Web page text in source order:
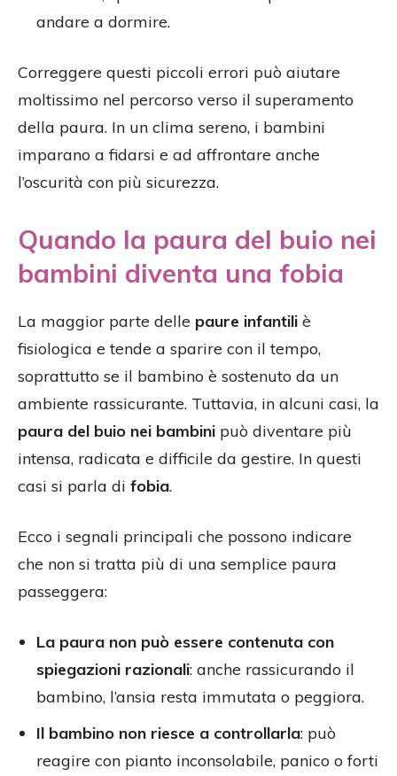
andare a dormire.
Correggere questi piccoli errori può aiutare
moltissimo nel percorso verso il superamento
della paura. In un clima sereno, i bambini
imparano a fidarsi e ad affrontare anche
l’oscurità con più sicurezza.
Quando la paura del buio nei
bambini diventa una fobia
La maggior parte delle paure infantili è
fisiologica e tende a sparire con il tempo,
soprattutto se il bambino è sostenuto da un
ambiente rassicurante. Tuttavia, in alcuni casi, la
paura del buio nei bambini può diventare più
intensa, radicata e difficile da gestire. In questi
casi si parla di fobia.
Ecco i segnali principali che possono indicare
che non si tratta più di una semplice paura
passeggera:
La paura non può essere contenuta con
spiegazioni razionali: anche rassicurando il
bambino, l’ansia resta immutata o peggiora.
Il bambino non riesce a controllarla: può
reagire con pianto inconsolabile, panico o forti